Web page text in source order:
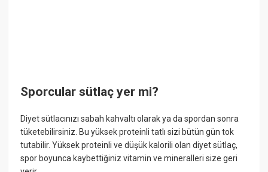
Sporcular sütlaç yer mi?
Diyet sütlacınızı sabah kahvaltı olarak ya da spordan sonra
tüketebilirsiniz. Bu yüksek proteinli tatlı sizi bütün gün tok
tutabilir. Yüksek proteinli ve düşük kalorili olan diyet sütlaç,
spor boyunca kaybettiğiniz vitamin ve mineralleri size geri